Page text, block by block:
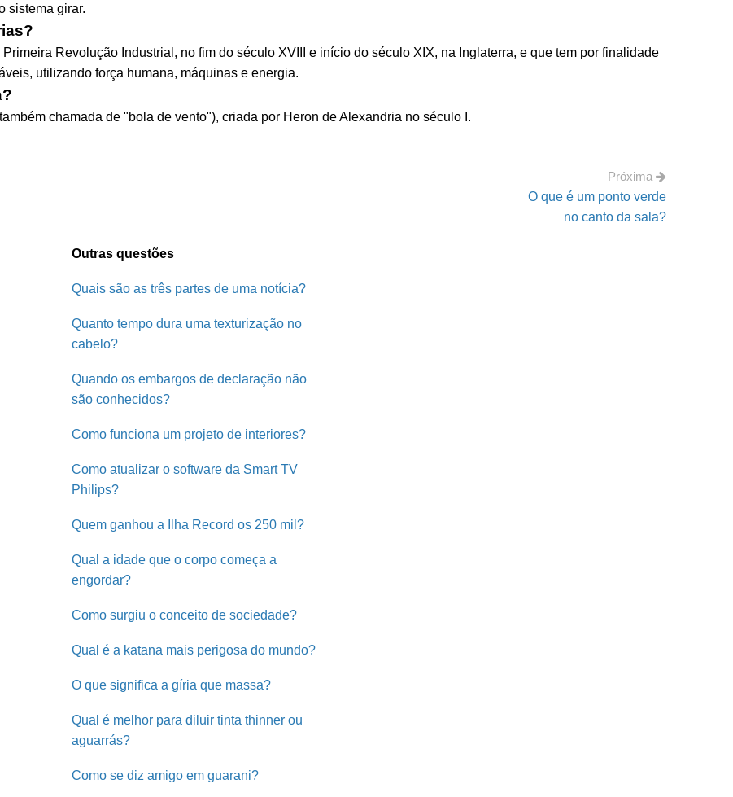
sistema girar.
Revolução Industrial, no fim do século XVIII e início do século XIX, na Inglaterra, e que tem por finalidade
utilizando força humana, máquinas e energia.
chamada de "bola de vento"), criada por Heron de Alexandria no século I.
Próxima
O que é um ponto verde
no canto da sala?
Outras questões
Quais são as três partes de uma notícia?
Quanto tempo dura uma texturização no
cabelo?
Quando os embargos de declaração não
são conhecidos?
Como funciona um projeto de interiores?
Como atualizar o software da Smart TV
Philips?
Quem ganhou a Ilha Record os 250 mil?
Qual a idade que o corpo começa a
engordar?
Como surgiu o conceito de sociedade?
Qual é a katana mais perigosa do mundo?
O que significa a gíria que massa?
Qual é melhor para diluir tinta thinner ou
aguarrás?
Como se diz amigo em guarani?